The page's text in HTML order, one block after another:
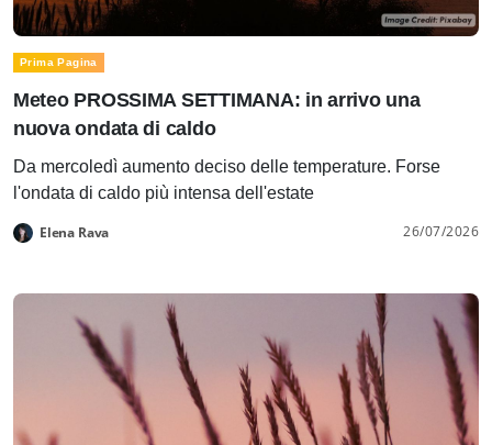
Prima Pagina
Meteo PROSSIMA SETTIMANA: in arrivo una
nuova ondata di caldo
Da mercoledì aumento deciso delle temperature. Forse
l'ondata di caldo più intensa dell'estate
Elena Rava 26/07/2026